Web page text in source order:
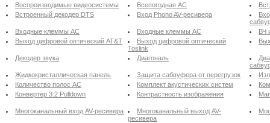
Воспроизводимые видеосистемы
Всепогодная АС
Встроенный декодер DTS
Вход Phono AV-ресивера
Входные клеммы АС
Входные клеммы АС
ВЧ
Выход цифровой оптический AT&T
Выход цифровой оптический
Toslink
Декодер звука Диагональ
Жидкокристаллическая панель
Защита сабвуфера от перегрузок
Количество полос АС
Комплект акустических систем
Конвертер 3:2 Pulldown
Контрастность изображения
Многоканальный вход AV-ресивера
Многоканальный выход AV-
ресивера